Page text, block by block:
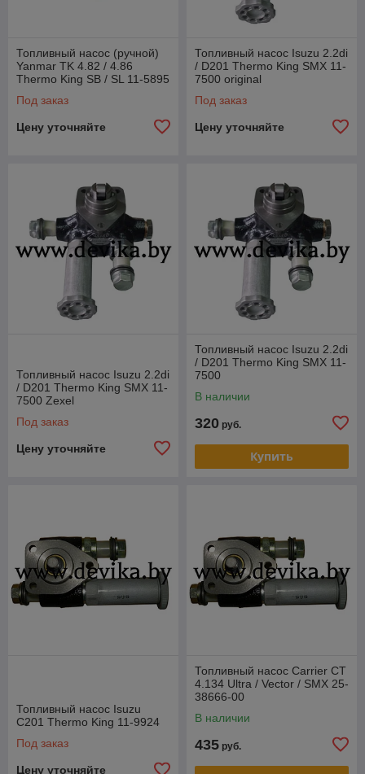
Топливный насос (ручной)
Yanmar TK 4.82 / 4.86
Thermo King SB / SL 11-5895
Под заказ
Цену уточняйте
Топливный насос Isuzu 2.2di
/ D201 Thermo King SMX 11-
7500 original
Под заказ
Цену уточняйте
Топливный насос Isuzu 2.2di
/ D201 Thermo King SMX 11-
7500 Zexel
Под заказ
Цену уточняйте
Топливный насос Isuzu 2.2di
/ D201 Thermo King SMX 11-
7500
В наличии
320 руб.
Купить
Топливный насос Isuzu
C201 Thermo King 11-9924
Под заказ
Цену уточняйте
Топливный насос Carrier CT
4.134 Ultra / Vector / SMX 25-
38666-00
В наличии
435 руб.